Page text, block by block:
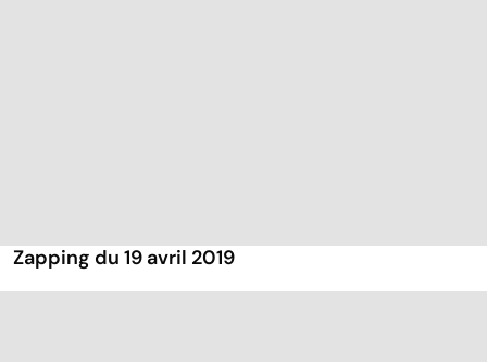
Zapping du 19 avril 2019